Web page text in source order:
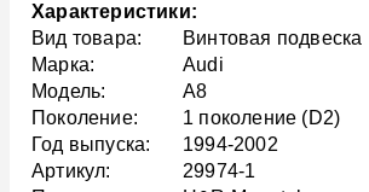
Характеристики:
Вид товара:
Винтовая подвеска
Марка:
Audi
Модель:
A8
Поколение:
1 поколение (D2)
Год выпуска:
1994-2002
Артикул:
29974-1